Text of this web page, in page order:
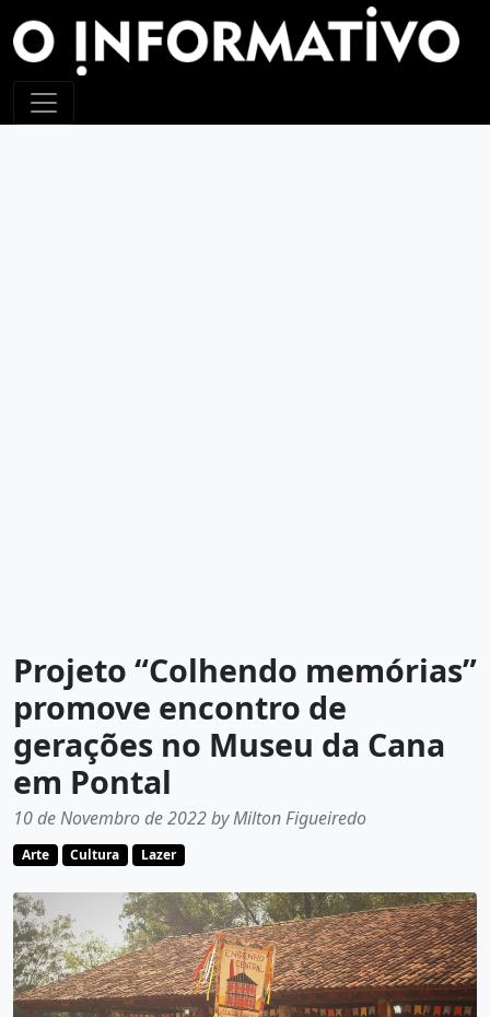
Projeto “Colhendo memórias”
promove encontro de
gerações no Museu da Cana
em Pontal
10 de Novembro de 2022 by Milton Figueiredo
Arte Cultura Lazer